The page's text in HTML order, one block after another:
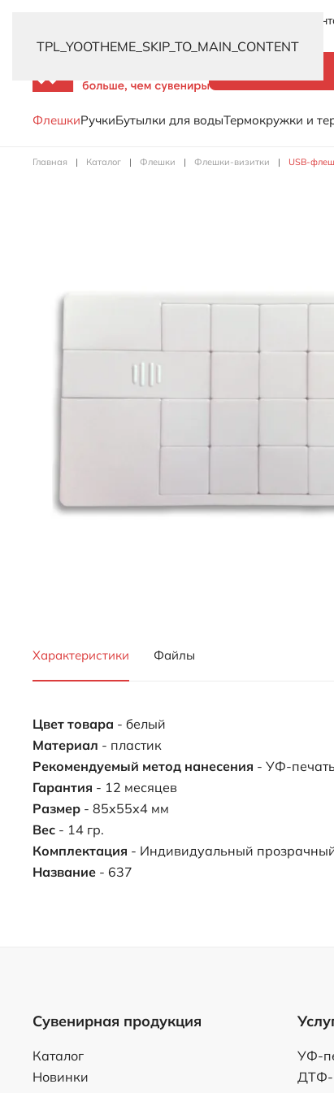
TPL_YOOTHEME_SKIP_TO_MAIN_CONTENT
ФлешкиРучкиБутылки для водыТермокружки и
Главная Каталог Флешки Флешки-визитки USB-
Характеристики Файлы
Цвет товара - белый
Материал - пластик
Рекомендуемый метод нанесения - УФ-печать
Гарантия - 12 месяцев
Размер - 85х55х4 мм
Вес - 14 гр.
Комплектация - Индивидуальный
Название - 637
Сувенирная продукция
Каталог
Новинки
УФ-
ДТФ-